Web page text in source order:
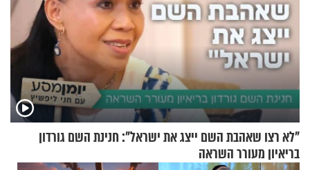
"לא רצו שאהבת השם ייצג את ישראל": חנינת השם גורדון
בריאיון מעורר השראה